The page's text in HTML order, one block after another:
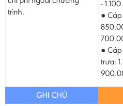
trình.
-
● Cáp
●
trưa:
GHI CHÚ